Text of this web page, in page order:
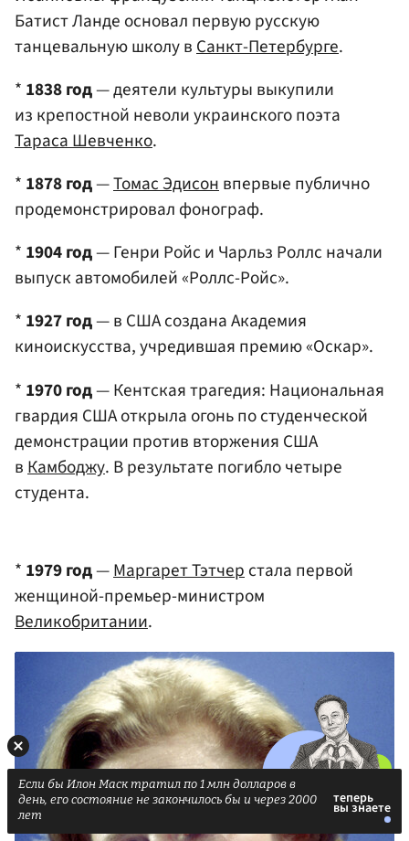
Батист Ланде основал первую русскую
танцевальную школу вСанкт-Петербурге.
* 1838 год— деятели культуры выкупили
из крепостной неволи украинского поэта
Тараса Шевченко.
* 1878 год—Томас Эдисонвпервые публично
продемонстрировал фонограф.
* 1904 год— Генри Ройс и Чарльз Роллс начали
выпуск автомобилей «Роллс-Ройс».
* 1927 год— в США создана Академия
киноискусства, учредившая премию «Оскар».
* 1970 год— Кентская трагедия: Национальная
гвардия США открыла огонь по студенческой
демонстрации против вторжения США
вКамбоджу. В результате погибло четыре
студента.
* 1979 год—Маргарет Тэтчерстала первой
женщиной-премьер-министром
Великобритании.
Если бы Илон Маск тратил по 1 млн долларов в
день, его состояние не закончилось бы и через 2000
лет